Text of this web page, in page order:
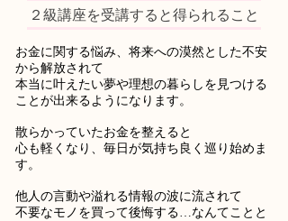
２級講座を受講すると得られること
お金に関する悩み、将来への漠然とした不安
から解放されて
本当に叶えたい夢や理想の暮らしを見つける
ことが出来るようになります。
散らかっていたお金を整えると
心も軽くなり、毎日が気持ち良く巡り始めま
す。
他人の言動や溢れる情報の波に流されて
不要なモノを買って後悔する…なんてことと